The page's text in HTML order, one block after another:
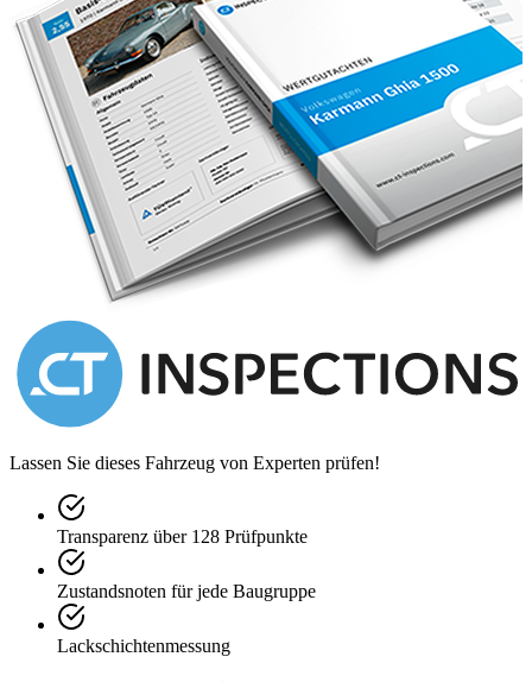
Lassen Sie dieses Fahrzeug von Experten prüfen!
Transparenz über 128 Prüfpunkte
Zustandsnoten für jede Baugruppe
Lackschichtenmessung